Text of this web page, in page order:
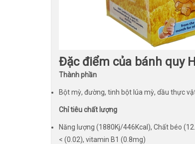
Đặc điểm của bánh quy
Thành phần
Bột mỳ, đường, tinh bột lúa mỳ, dầu thực
Chỉ tiêu chất lượng
Năng lượng (1880Kj/446Kcal), Chất béo
< (0.02), vitamin B1 (0.8mg)